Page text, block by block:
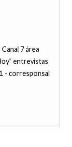
7 área
entrevistas
- corresponsal